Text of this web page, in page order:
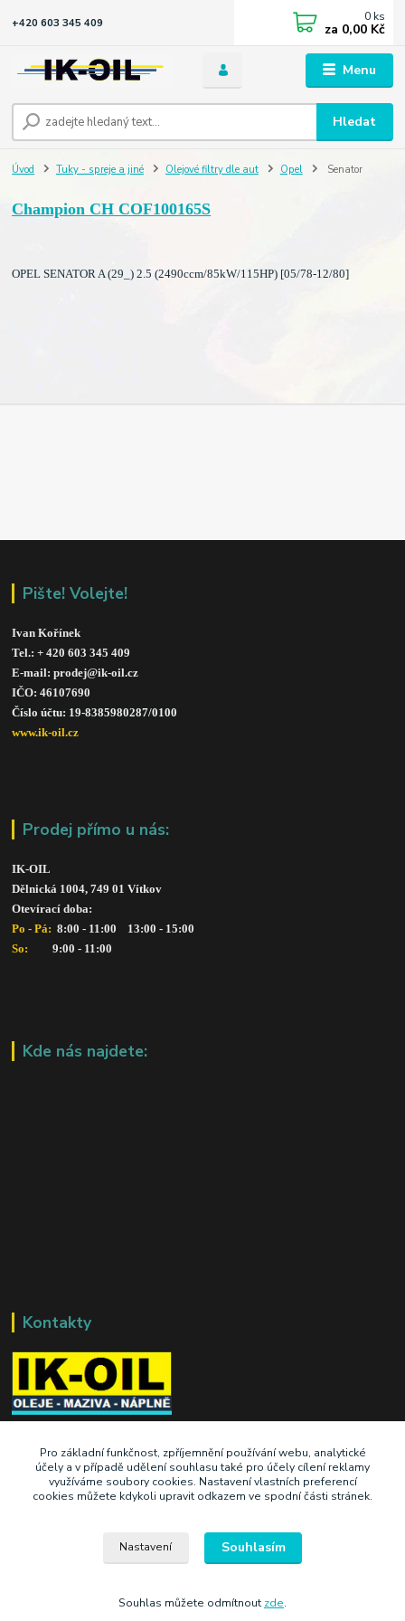
Menu
Hledat
+420 603 345 409 0 ks
za 0,00 Kč
Úvod Tuky - spreje a jiné Olejové filtry dle aut Opel Senator
Champion CH COF100165S
OPEL SENATOR A (29_) 2.5 (2490ccm/85kW/115HP) [05/78-12/80]
Pište! Volejte!
Ivan Kořínek
Tel.: + 420 603 345 409
E-mail: prodej@ik-oil.cz
IČO: 46107690
Číslo účtu: 19-8385980287/0100
www.ik-oil.cz
Prodej přímo u nás:
IK-OIL
Dělnická 1004, 749 01 Vítkov
Otevírací doba:
Po - Pá: 8:00 - 11:00    13:00 - 15:00
So:
      9:00 - 11:00
Kde nás najdete:
Kontakty
+420 603 345 409
prodej@ik-oil.cz
Pro základní funkčnost, zpříjemnění používání webu, analytické
účely a v případě udělení souhlasu také pro účely cílení reklamy
využíváme soubory cookies. Nastavení vlastních preferencí
cookies můžete kdykoli upravit odkazem ve spodní části stránek.
Nastavení Souhlasím
Souhlas můžete odmítnout zde.